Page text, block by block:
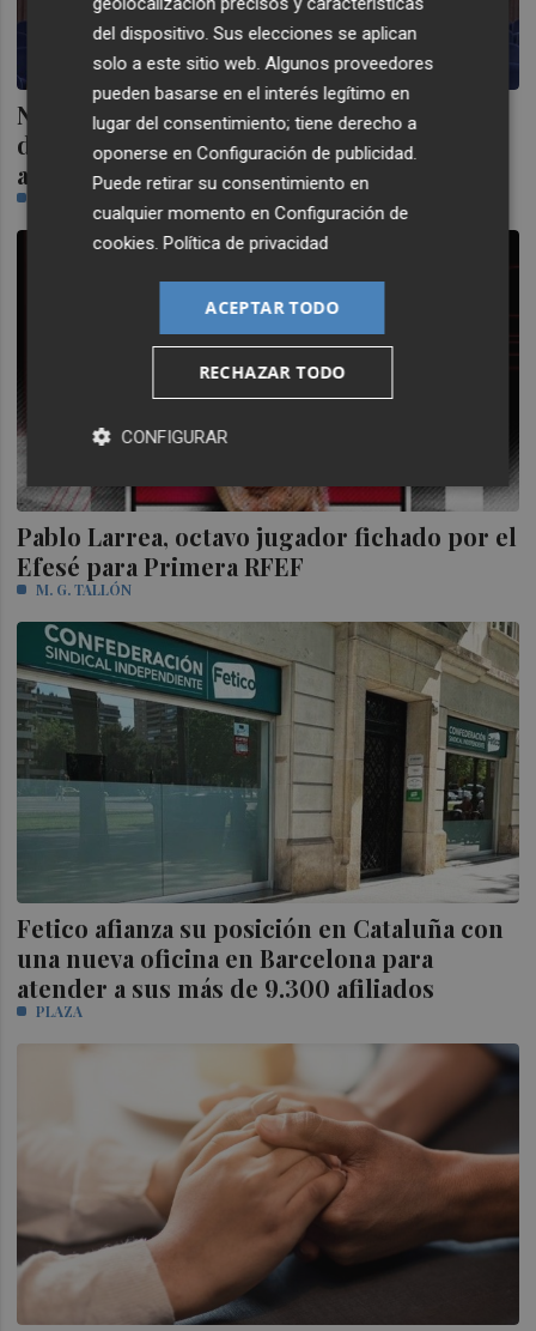
Nuevo Plan de Igualdad en San Javier:
diagnóstico, objetivos y prevención del
acoso
Pablo Larrea, octavo jugador fichado por el
Efesé para Primera RFEF
M. G. TALLÓN
Fetico afianza su posición en Cataluña con
una nueva oficina en Barcelona para
atender a sus más de 9.300 afiliados
PLAZA
del dispositivo. Sus elecciones se aplican
solo a este sitio web. Algunos proveedores
pueden basarse en el interés legítimo en
lugar del consentimiento; tiene derecho a
oponerse enConfiguración de publicidad.
Puede retirar su consentimiento en
cualquier momento enConfiguración de
cookies.Política de privacidad
ACEPTAR TODO
RECHAZAR TODO
CONFIGURAR